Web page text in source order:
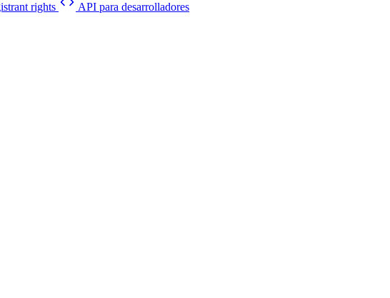
rights API para desarrolladores